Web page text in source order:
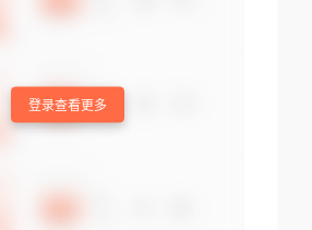
登录查看更多